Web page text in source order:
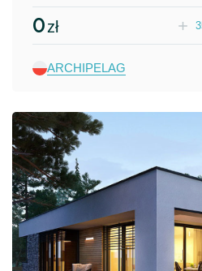
0zł
ARCHIPELAG